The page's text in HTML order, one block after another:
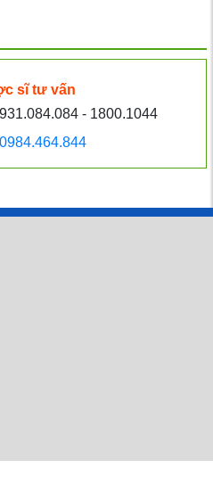
tôi bị tai biến cách
bên trái rất yếu. Tôi
cách nào để có thể
hồi được?
sĩ tư vấn
- 1800.1044
0984.464.844